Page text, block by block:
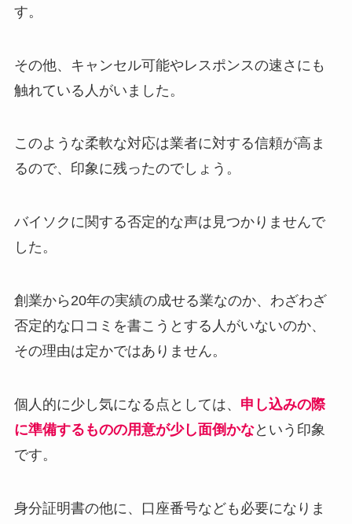
す。
その他、キャンセル可能やレスポンスの速さにも
触れている人がいました。
このような柔軟な対応は業者に対する信頼が高ま
るので、印象に残ったのでしょう。
バイソクに関する否定的な声は見つかりませんで
した。
創業から20年の実績の成せる業なのか、わざわざ
否定的な口コミを書こうとする人がいないのか、
その理由は定かではありません。
個人的に少し気になる点としては、 申し込みの際
に準備するものの用意が少し面倒かなという印象
です。
身分証明書の他に、口座番号なども必要になりま